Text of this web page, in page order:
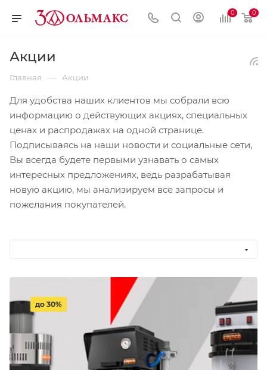
0 0
Акции
Главная — Акции
Для удобства наших клиентов мы собрали всю
информацию о действующих акциях, специальных
ценах и распродажах на одной странице.
Подписываясь на наши новости и социальные сети,
Вы всегда будете первыми узнавать о самых
интересных предложениях, ведь разрабатывая
новую акцию, мы анализируем все запросы и
пожелания покупателей.
до 30%